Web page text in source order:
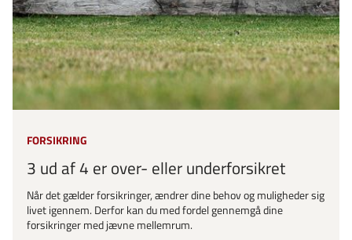
FORSIKRING
3 ud af 4 er over- eller underforsikret
Når det gælder forsikringer, ændrer dine behov og muligheder sig
livet igennem. Derfor kan du med fordel gennemgå dine
forsikringer med jævne mellemrum.